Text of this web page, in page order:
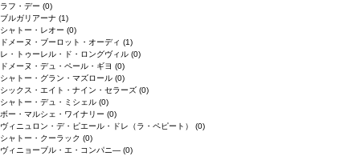
ラフ・デー (0)
ブルガリアーナ (1)
シャトー・レオー (0)
ドメーヌ・ブーロット・オーディ (1)
レ・トゥーレル・ド・ロングヴィル (0)
ドメーヌ・デュ・ペール・ギヨ (0)
シャトー・グラン・マズロール (0)
シックス・エイト・ナイン・セラーズ (0)
シャトー・デュ・ミシェル (0)
ボー・マルシェ・ワイナリー (0)
ヴィニュロン・デ・ピエール・ドレ（ラ・ペピート） (0)
シャトー・クーラック (0)
ヴィニョーブル・エ・コンパニ― (0)